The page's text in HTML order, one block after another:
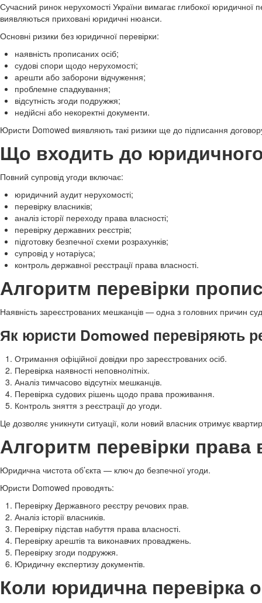
Сучасний ринок нерухомості України вимагає глибокої юридичної
виявляються приховані юридичні нюанси.
Основні ризики без юридичної перевірки:
наявність прописаних осіб;
судові спори щодо нерухомості;
арешти або заборони відчуження;
проблемне спадкування;
відсутність згоди подружжя;
недійсні або некоректні документи.
Юристи Domowed виявляють такі ризики ще до підписання
Що входить до
Повний супровід угоди включає:
юридичний аудит нерухомості;
перевірку власників;
аналіз історії переходу права власності;
перевірку державних реєстрів;
підготовку безпечної схеми розрахунків;
супровід у нотаріуса;
контроль державної реєстрації права власності.
Алгоритм перевірки
Наявність зареєстрованих мешканців — одна з головних причин
Як юристи Domowed перевіряють
Отримання офіційної довідки про зареєстрованих осіб.
Перевірка наявності неповнолітніх.
Аналіз тимчасово відсутніх мешканців.
Перевірка судових рішень щодо права проживання.
Контроль зняття з реєстрації до угоди.
Це дозволяє уникнути ситуації, коли новий власник отримує
Алгоритм перевірки права
Юридична чистота об’єкта — ключ до безпечної угоди.
Юристи Domowed проводять:
Перевірку Державного реєстру речових прав.
Аналіз історії власників.
Перевірку підстав набуття права власності.
Перевірку арештів та виконавчих проваджень.
Перевірку згоди подружжя.
Юридичну експертизу документів.
Коли юридична перевірка